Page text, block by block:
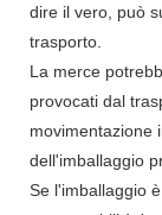
dire il vero, può
trasporto.
La merce
provocati dal
movimentazione
dell'imballaggio
Se l'imballaggio